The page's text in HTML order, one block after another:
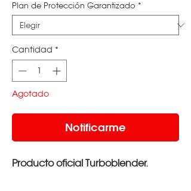
Plan de Protección Garantizado *
Cantidad *
Agotado
Notificarme
Producto oficial Turboblender.